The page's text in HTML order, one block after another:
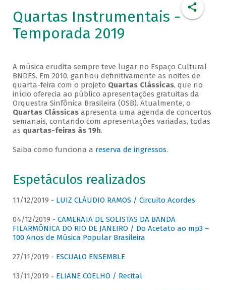
Quartas Instrumentais -
Temporada 2019
A música erudita sempre teve lugar no Espaço Cultural
BNDES. Em 2010, ganhou definitivamente as noites de
quarta-feira com o projeto Quartas Clássicas, que no
início oferecia ao público apresentações gratuitas da
Orquestra Sinfônica Brasileira (OSB). Atualmente, o
Quartas Clássicasapresenta uma agenda de concertos
semanais, contando com apresentações variadas, todas
as quartas-feiras às 19h.
Saiba como funciona a reserva de ingressos.
Espetáculos realizados
11/12/2019 - LUIZ CLÁUDIO RAMOS / Circuito Acordes
04/12/2019 - CAMERATA DE SOLISTAS DA BANDA
FILARMÔNICA DO RIO DE JANEIRO / Do Acetato ao mp3 –
100 Anos de Música Popular Brasileira
27/11/2019 - ESCUALO ENSEMBLE
13/11/2019 - ELIANE COELHO / Recital